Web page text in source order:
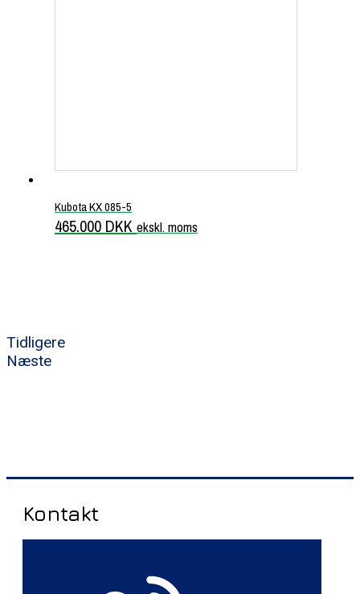
Kubota KX 085-5
465.000 DKK ekskl. moms
Tidligere
Næste
Kontakt